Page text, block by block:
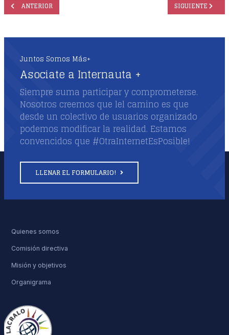
ARTÍCULO ANTERIOR: LA CIBERSEGURIDAD EN TIEMPOS DE SELFIES -
ANTERIOR ARTÍCULO
SIGUIENTE
Juntos Somos Más+
Asociate a Internauta +
Siempre suma participar y comprometerse.
Nosotros creemos que lel camino es que
desde un colectivo de usuarios organizado
podemos modificar la realidad. Estamos
convencidos que #OtraInternetEsPosible!
LLENAR EL FORMULARIO!
Quienes somos
Comisión directiva
Misión y objetivos
Organigrama